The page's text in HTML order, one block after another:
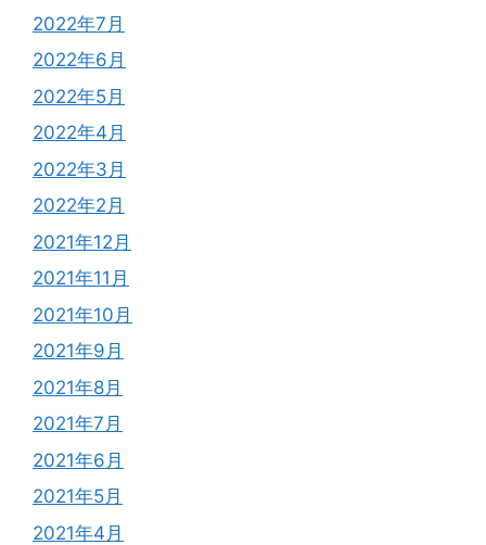
2022年7月
2022年6月
2022年5月
2022年4月
2022年3月
2022年2月
2021年12月
2021年11月
2021年10月
2021年9月
2021年8月
2021年7月
2021年6月
2021年5月
2021年4月